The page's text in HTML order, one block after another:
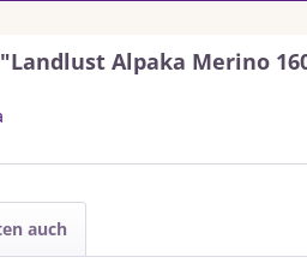
Alpaka Merino
auch